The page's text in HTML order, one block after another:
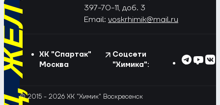
397-70-11, доб. 3
Email: voskrhimik@mail.ru
ХК "Спартак"
Москва
Соцсети
"Химика":
© 2015 - 2026 ХК "Химик" Воскресенск